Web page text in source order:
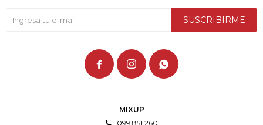
MIXUP
099 851 260
SUSCRIBIRME
  